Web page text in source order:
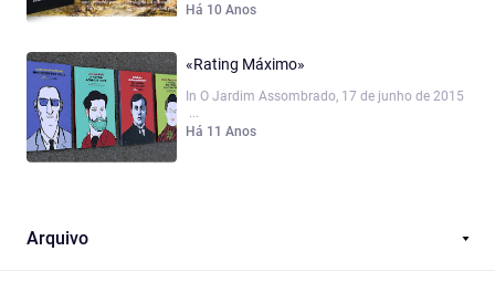
Há 10 Anos
«Rating Máximo»
In O Jardim Assombrado, 17 de junho de 2015
...
Há 11 Anos
Arquivo